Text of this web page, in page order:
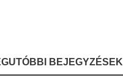
BEJEGYZÉSEK